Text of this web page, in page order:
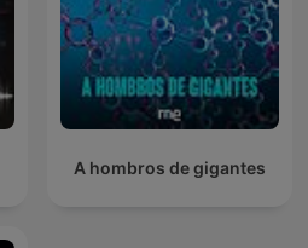
A hombros de gigantes